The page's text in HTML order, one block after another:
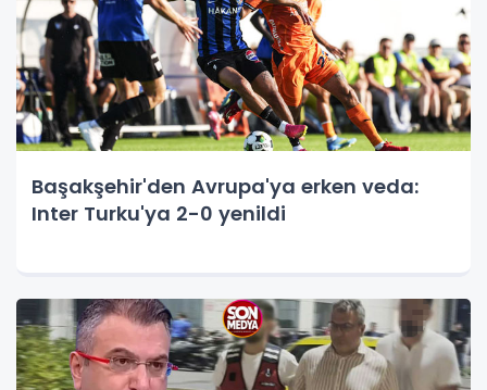
Başakşehir'den Avrupa'ya erken veda:
Inter Turku'ya 2-0 yenildi